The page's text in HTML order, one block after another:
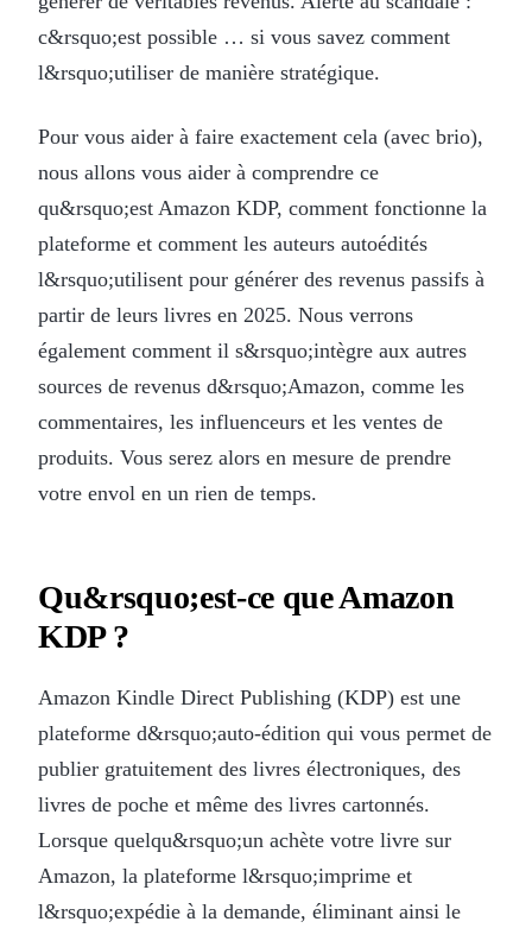
c&rsquo;est possible … si vous savez comment
l&rsquo;utiliser de manière stratégique.
Pour vous aider à faire exactement cela (avec brio),
nous allons vous aider à comprendre ce
qu&rsquo;est Amazon KDP, comment fonctionne la
plateforme et comment les auteurs autoédités
l&rsquo;utilisent pour générer des revenus passifs à
partir de leurs livres en 2025. Nous verrons
également comment il s&rsquo;intègre aux autres
sources de revenus d&rsquo;Amazon, comme les
commentaires, les influenceurs et les ventes de
produits. Vous serez alors en mesure de prendre
votre envol en un rien de temps.
Qu&rsquo;est-ce que Amazon
KDP ?
Amazon Kindle Direct Publishing (KDP) est une
plateforme d&rsquo;auto-édition qui vous permet de
publier gratuitement des livres électroniques, des
livres de poche et même des livres cartonnés.
Lorsque quelqu&rsquo;un achète votre livre sur
Amazon, la plateforme l&rsquo;imprime et
l&rsquo;expédie à la demande, éliminant ainsi le